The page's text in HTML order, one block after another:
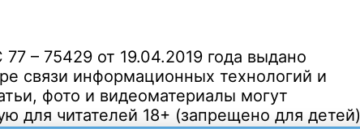
– 75429 от 19.04.2019 года выдано
связи информационных технологий и
фото и видеоматериалы могут
для читателей 18+ (запрещено для детей)